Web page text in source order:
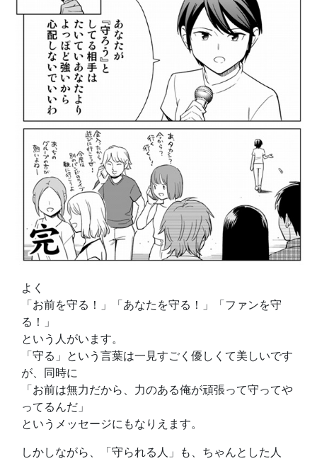
よく
「お前を守る！」「あなたを守る！」「ファンを守
る！」
という人がいます。
「守る」という言葉は一見すごく優しくて美しいです
が、同時に
「お前は無力だから、力のある俺が頑張って守ってや
ってるんだ」
というメッセージにもなりえます。
しかしながら、「守られる人」も、ちゃんとした人